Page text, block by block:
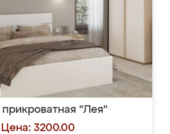
прикроватная "Лея"
Цена: 3200.00